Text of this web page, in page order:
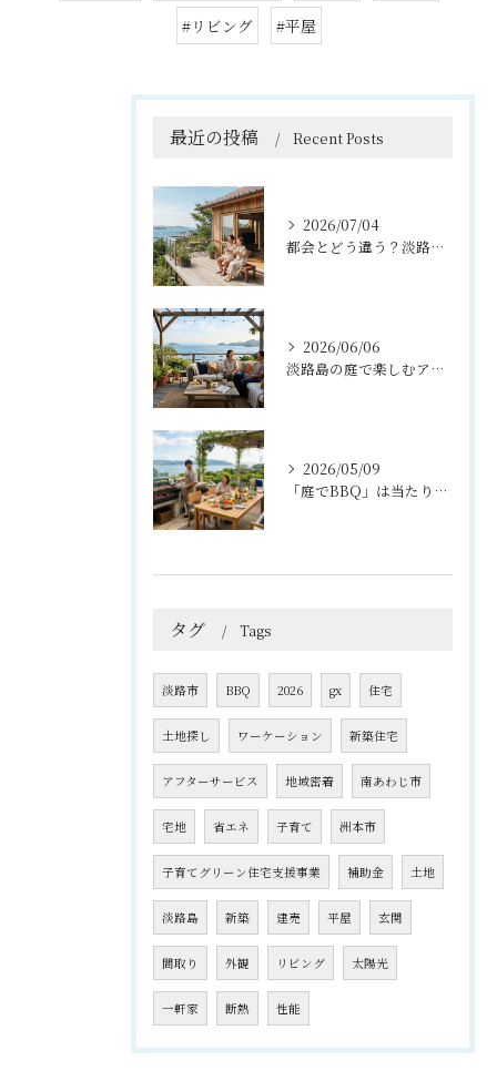
#リビング
#平屋
最近の投稿 Recent Posts
2026/07/04
都会とどう違う？淡路島暮らしを叶える『理想の移住住宅』のつくり方
2026/06/06
淡路島の庭で楽しむアウトドアリビング活用法
2026/05/09
「庭でBBQ」は当たり前？淡路島ライフを楽しむ外構プラン
タグ Tags
淡路市 BBQ 2026 gx 住宅
土地探し ワーケーション 新築住宅
アフターサービス 地域密着 南あわじ市
宅地 省エネ 子育て 洲本市
子育てグリーン住宅支援事業 補助金 土地
淡路島 新築 建売 平屋 玄関
間取り 外観 リビング 太陽光
一軒家 断熱 性能